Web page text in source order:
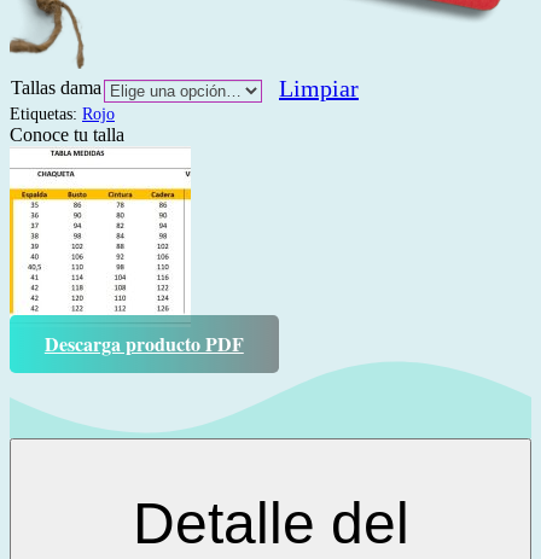
Tallas dama Limpiar
Etiquetas: Rojo
Conoce tu talla
Descarga producto PDF
Detalle del